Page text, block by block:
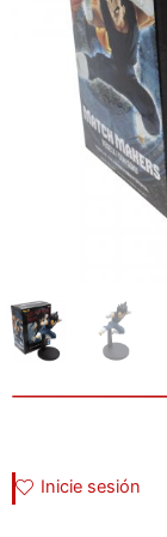
Inicie sesión